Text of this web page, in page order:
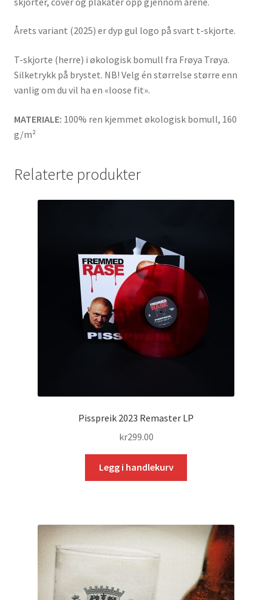
Årets variant (2025) er dyp gul logo på svart t-skjorte.
T-skjorte (herre) i økologisk bomull fra Frøya Trøya.
Silketrykk på brystet. NB! Velg én størrelse større enn
vanlig om du vil ha en «loose fit».
MATERIALE: 100% ren kjemmet økologisk bomull, 160
g/m²
Relaterte produkter
Pisspreik 2023 Remaster LP
kr299.00
Legg i handlekurv